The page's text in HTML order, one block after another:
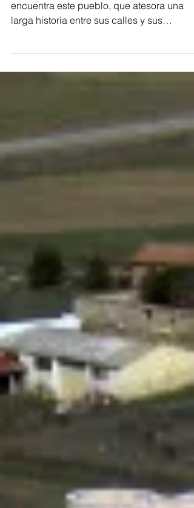
en plena Tierra de Campos
palentina
larga historia entre sus calles y sus